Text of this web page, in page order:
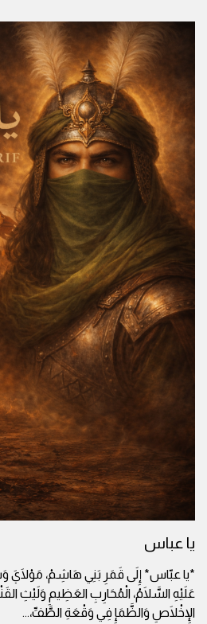
يا عباس
*يا عبّاس* إِلَى قَمَرِ بَنِي هَاشِمْ، مَوْلَايَ
عَلَيْهِ السَّلَامُ، الْمُحَارِبِ العَظِيمِ وَلَيْثِ
الإِخْلَاصِ وَالظَّمَإِ فِي وَقْعَةِ الطَّفِّ،...